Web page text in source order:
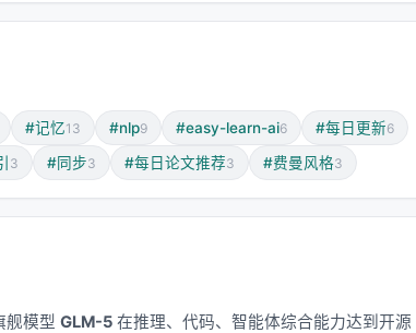
#记忆13 #nlp9 #easy-learn-ai6 #每日更新6
3 #同步3 #每日论文推荐3 #费曼风格3
舰模型 GLM-5 在推理、代码、智能体综合能力达到开源